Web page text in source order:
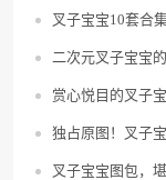
叉子宝宝10套合
二次元叉子宝宝
赏心悦目的叉子
独占原图！叉子
叉子宝宝图包，